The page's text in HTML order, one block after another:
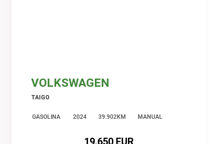
VOLKSWAGEN
TAIGO
GASOLINA 2024 39.902KM MANUAL
19.650 EUR